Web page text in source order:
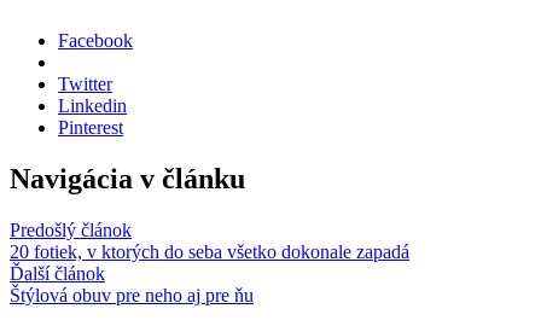
Facebook
Twitter
Linkedin
Pinterest
Navigácia v článku
Predošlý článok
20 fotiek, v ktorých do seba všetko dokonale zapadá
Ďalší článok
Štýlová obuv pre neho aj pre ňu